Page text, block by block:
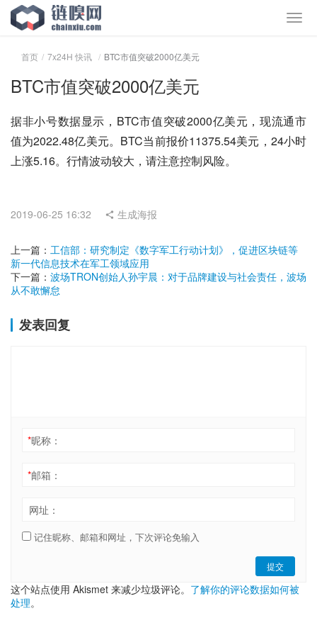
首页 7x24H 快讯 BTC市值突破2000亿美元
BTC市值突破2000亿美元
据非小号数据显示，BTC市值突破2000亿美元，现流通市
值为2022.48亿美元。BTC当前报价11375.54美元，24小时
上涨5.16。行情波动较大，请注意控制风险。
2019-06-25 16:32 生成海报
上一篇： 工信部：研究制定《数字军工行动计划》，促进区块链等
新一代信息技术在军工领域应用
下一篇： 波场TRON创始人孙宇晨：对于品牌建设与社会责任，波场
从不敢懈怠
发表回复
*昵称：
*邮箱：
网址：
记住昵称、邮箱和网址，下次评论免输入
提交
这个站点使用 Akismet 来减少垃圾评论。 了解你的评论数据如何被
处理。